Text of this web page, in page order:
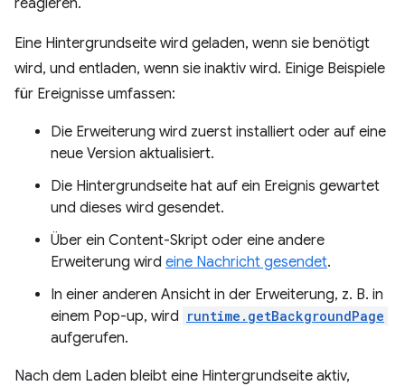
reagieren.
Eine Hintergrundseite wird geladen, wenn sie benötigt
wird, und entladen, wenn sie inaktiv wird. Einige Beispiele
für Ereignisse umfassen:
Die Erweiterung wird zuerst installiert oder auf eine
neue Version aktualisiert.
Die Hintergrundseite hat auf ein Ereignis gewartet
und dieses wird gesendet.
Über ein Content-Skript oder eine andere
Erweiterung wird eine Nachricht gesendet.
In einer anderen Ansicht in der Erweiterung, z. B. in
einem Pop-up, wird runtime.getBackgroundPage
aufgerufen.
Nach dem Laden bleibt eine Hintergrundseite aktiv,